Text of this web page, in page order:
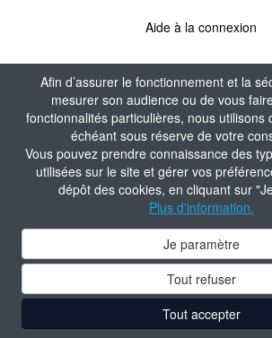
Afin d’assurer le fonctionnement et la
mesurer son audience ou de vous
fonctionnalités particulières, nous utilisons
échéant sous réserve de votre
Vous pouvez prendre connaissance des
utilisées sur le site et gérer vos
dépôt des cookies, en cliquant sur
Plus d'information.
Je paramètre
Tout refuser
Tout accepter
Aide à la connexion